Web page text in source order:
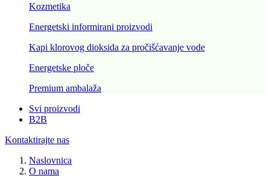
Kozmetika
Energetski informirani proizvodi
Kapi klorovog dioksida za pročišćavanje vode
Energetske ploče
Premium ambalaža
Svi proizvodi
B2B
Kontaktirajte nas
Naslovnica
O nama